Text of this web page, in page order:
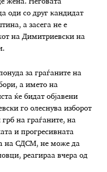
жена. Неговата
оди со друг кандидат
а засега не е
на Димитриевски на
за граѓаните на
а името на
ќе бидат објавени
го олеснува изборот
на граѓаните, на
и прогресивната
на СДСМ, не може да
реагираа вчера од